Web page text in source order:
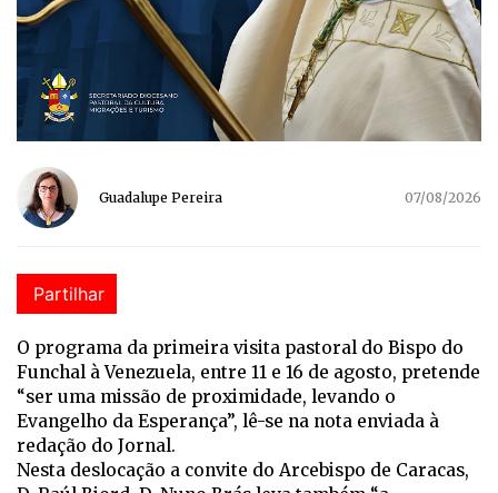
Guadalupe Pereira 07/08/2026
Partilhar
O programa da primeira visita pastoral do Bispo do
Funchal à Venezuela, entre 11 e 16 de agosto, pretende
“ser uma missão de proximidade, levando o
Evangelho da Esperança”, lê-se na nota enviada à
redação do Jornal.
Nesta deslocação a convite do Arcebispo de Caracas,